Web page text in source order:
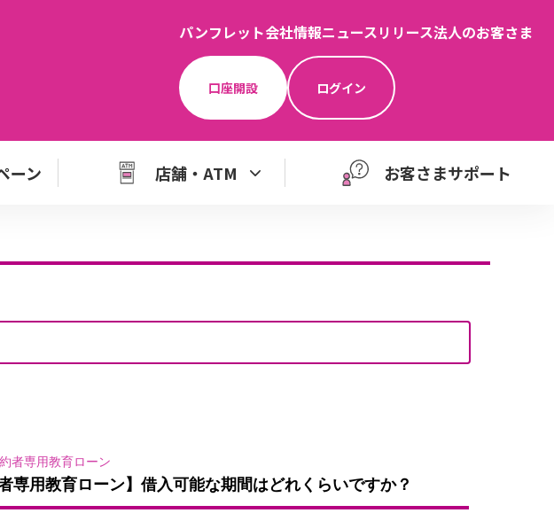
パンフレット会社情報ニュースリリース法人のお客さま
口座開設 ログイン
ーン 店舗・ATM お客さまサポート
者専用教育ローン
専用教育ローン】借入可能な期間はどれくらいですか？